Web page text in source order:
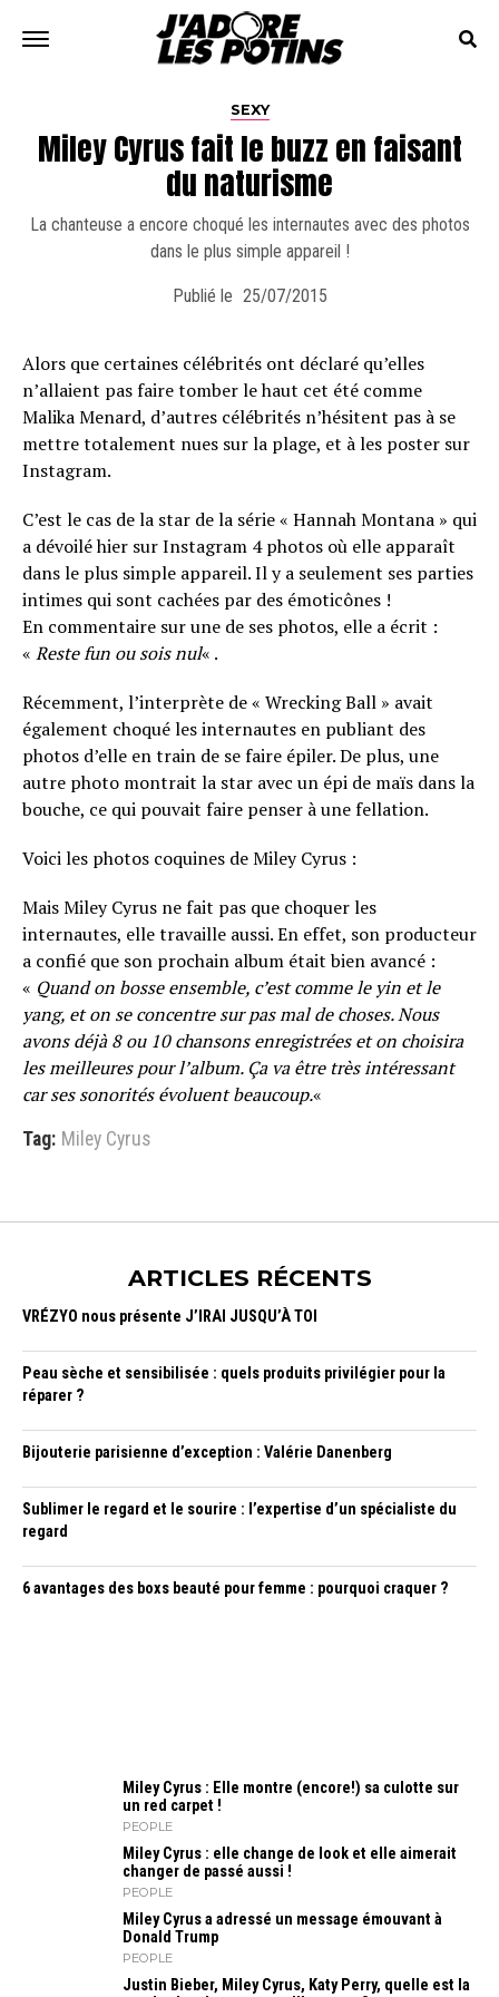
SEXY
Miley Cyrus fait le buzz en faisant
du naturisme
La chanteuse a encore choqué les internautes avec des photos
dans le plus simple appareil !
Publié le 25/07/2015
Alors que certaines célébrités ont déclaré qu’elles
n’allaient pas faire tomber le haut cet été comme
Malika Menard, d’autres célébrités n’hésitent pas à se
mettre totalement nues sur la plage, et à les poster sur
Instagram.
C’est le cas de la star de la série « Hannah Montana » qui
a dévoilé hier sur Instagram 4 photos où elle apparaît
dans le plus simple appareil. Il y a seulement ses parties
intimes qui sont cachées par des émoticônes !
En commentaire sur une de ses photos, elle a écrit :
« Reste fun ou sois nul« .
Récemment, l’interprète de « Wrecking Ball » avait
également choqué les internautes en publiant des
photos d’elle en train de se faire épiler. De plus, une
autre photo montrait la star avec un épi de maïs dans la
bouche, ce qui pouvait faire penser à une fellation.
Voici les photos coquines de Miley Cyrus :
Mais Miley Cyrus ne fait pas que choquer les
internautes, elle travaille aussi. En effet, son producteur
a confié que son prochain album était bien avancé :
« Quand on bosse ensemble, c’est comme le yin et le
yang, et on se concentre sur pas mal de choses. Nous
avons déjà 8 ou 10 chansons enregistrées et on choisira
les meilleures pour l’album. Ça va être très intéressant
car ses sonorités évoluent beaucoup.«
Tag: Miley Cyrus
ARTICLES RÉCENTS
VRÉZYO nous présente J’IRAI JUSQU’À TOI
Peau sèche et sensibilisée : quels produits privilégier pour la
réparer ?
Bijouterie parisienne d’exception : Valérie Danenberg
Sublimer le regard et le sourire : l’expertise d’un spécialiste du
regard
6 avantages des boxs beauté pour femme : pourquoi craquer ?
Miley Cyrus : Elle montre (encore!) sa culotte sur
un red carpet !
PEOPLE
Miley Cyrus : elle change de look et elle aimerait
changer de passé aussi !
PEOPLE
Miley Cyrus a adressé un message émouvant à
Donald Trump
PEOPLE
Justin Bieber, Miley Cyrus, Katy Perry, quelle est la